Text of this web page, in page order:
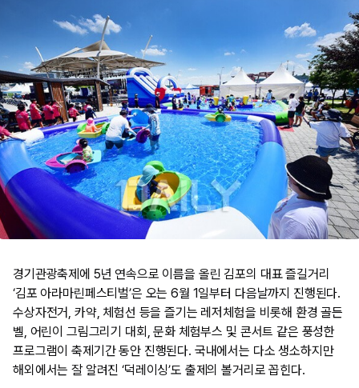
경기관광축제에 5년 연속으로 이름을 올린 김포의 대표 즐길거리
‘김포 아라마린페스티벌’은 오는 6월 1일부터 다음날까지 진행된다.
수상자전거, 카약, 체험선 등을 즐기는 레저체험을 비롯해 환경 골든
벨, 어린이 그림그리기 대회, 문화 체험부스 및 콘서트 같은 풍성한
프로그램이 축제기간 동안 진행된다. 국내에서는 다소 생소하지만
해외에서는 잘 알려진 ‘덕레이싱’도 출제의 볼거리로 꼽힌다.